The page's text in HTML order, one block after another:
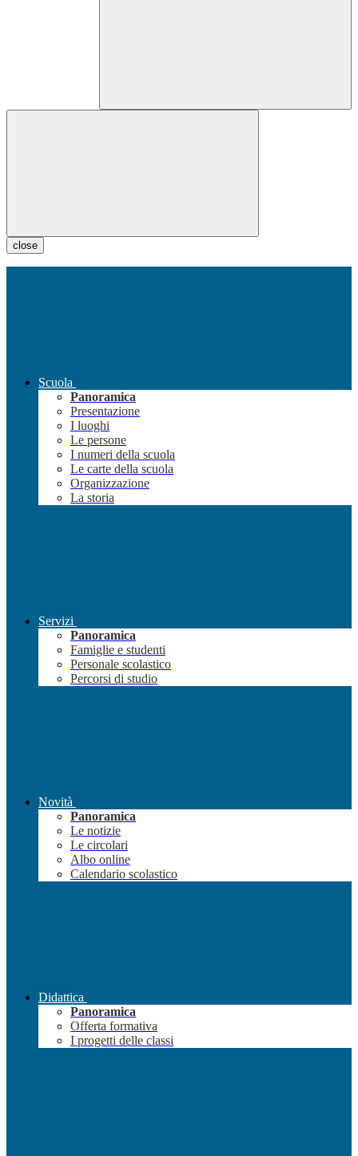
close
Scuola
Panoramica
Presentazione
I luoghi
Le persone
I numeri della scuola
Le carte della scuola
Organizzazione
La storia
Servizi
Panoramica
Famiglie e studenti
Personale scolastico
Percorsi di studio
Novità
Panoramica
Le notizie
Le circolari
Albo online
Calendario scolastico
Didattica
Panoramica
Offerta formativa
I progetti delle classi